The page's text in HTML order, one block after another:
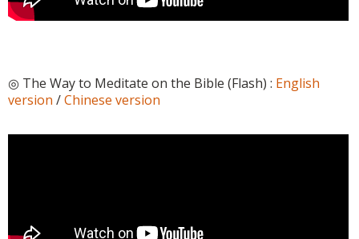
◎ The Way to Meditate on the Bible (Flash) : English
version /Chinese version